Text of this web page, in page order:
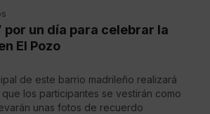
por un día para celebrar la
El Pozo
de este barrio madrileño realizará
los participantes se vestirán como
unas fotos de recuerdo